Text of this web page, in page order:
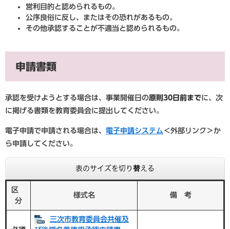
営利目的と認められるもの。
公序良俗に反し、またはその恐れがあるもの。
その他承認することが不適当と認められるもの。
申請書類
承認を受けようとする場合は、事業開催日の原則30日前までに、次
に掲げる書類を教育委員会に提出してください。
電子申請で申請される場合は、 電子申請システム ＜外部リンク＞ か
ら申請してください。
表のサイズを切り替える
区
分
様式名 備 考
三次市教育委員会共催及